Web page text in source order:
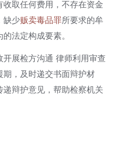
取任何费用，不存在资金
缺少贩卖毒品罪所要求的牟
法定构成要素。
展检方沟通 律师利用审查
，及时递交书面辩护材
辩护意见，帮助检察机关